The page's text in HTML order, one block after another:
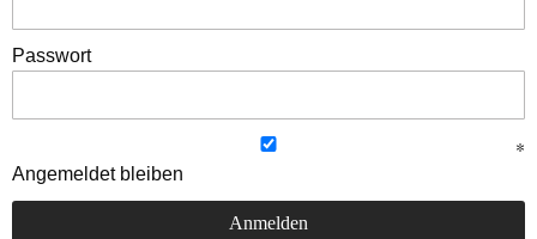
Passwort
Angemeldet bleiben